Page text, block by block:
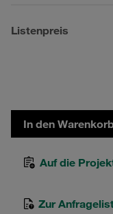
Listenpreis
In den Warenkorb
Auf die
Zur